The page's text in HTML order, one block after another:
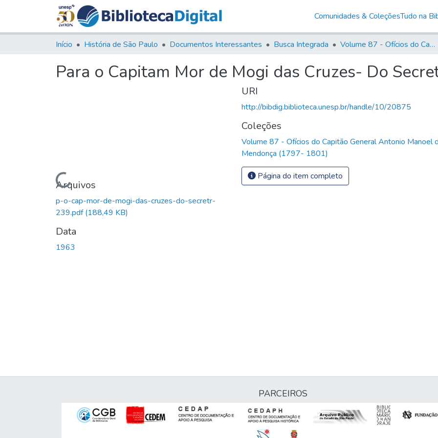
Comunidades & ColeçõesTudo na
Início História de São Paulo Documentos Interessantes Busca Integrada Volume 87 - Ofícios do Capitão General Antonio Manoel de Melo Castro e Mendonça (1797- 1801)
Para o Capitam Mor de Mogi das Cruzes- Do
Carregando...
Arquivos
p-o-cap-mor-de-mogi-das-cruzes-do-secretr-
239.pdf(188,49 KB)
Data
1963
URI
http://bibdig.biblioteca.unesp.br/handle/10/20875
Coleções
Volume 87 - Ofícios do Capitão General Antonio Manoel
Mendonça (1797- 1801)
Página do item completo
PARCEIROS